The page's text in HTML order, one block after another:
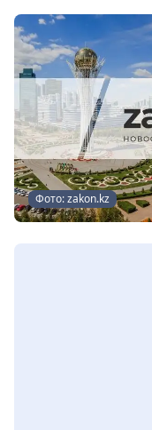
Фото: zakon.kz